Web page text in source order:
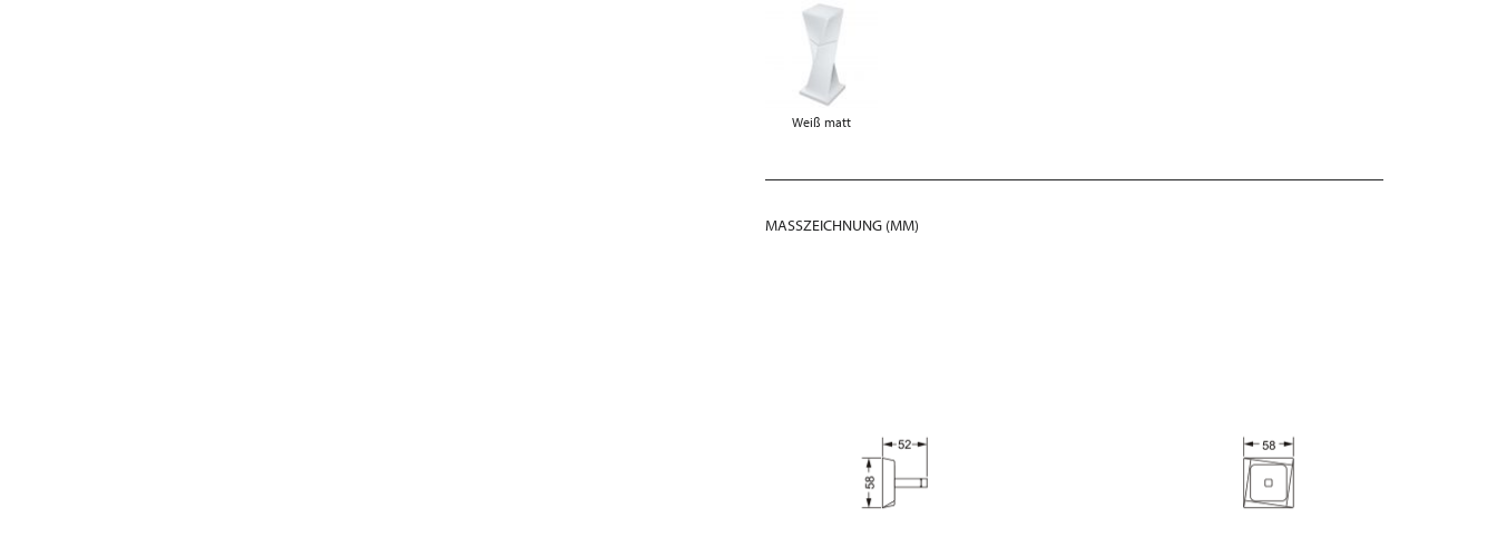
Weiß matt
MASSZEICHNUNG (MM)